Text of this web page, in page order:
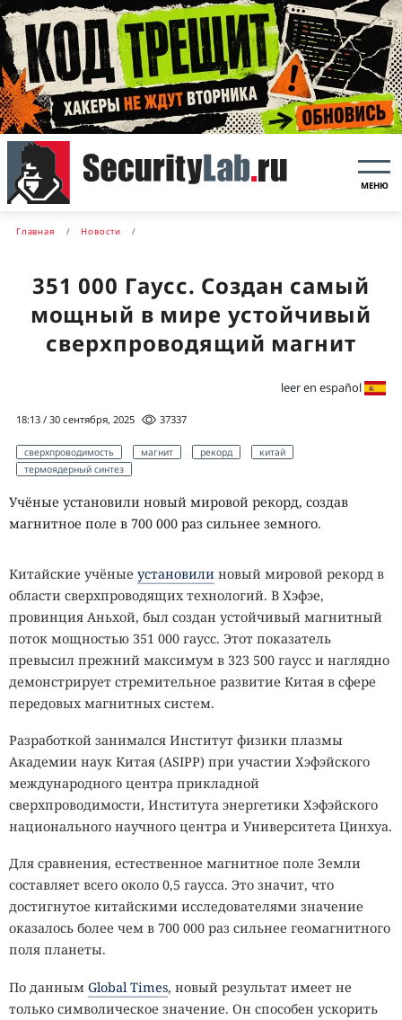
МЕНЮ
Главная Новости
351 000 Гаусс. Создан самый
мощный в мире устойчивый
сверхпроводящий магнит
leer en español
18:13 / 30 сентября, 2025 37337
сверхпроводимость магнит рекорд
китай
термоядерный синтез
Учёные установили новый мировой рекорд, создав
магнитное поле в 700 000 раз сильнее земного.
Китайские учёные установили новый мировой рекорд в
области сверхпроводящих технологий. В Хэфэе,
провинция Аньхой, был создан устойчивый магнитный
поток мощностью 351 000 гаусс. Этот показатель
превысил прежний максимум в 323 500 гаусс и наглядно
демонстрирует стремительное развитие Китая в сфере
передовых магнитных систем.
Разработкой занимался Институт физики плазмы
Академии наук Китая (ASIPP) при участии Хэфэйского
международного центра прикладной
сверхпроводимости, Института энергетики Хэфэйского
национального научного центра и Университета Цинхуа.
Для сравнения, естественное магнитное поле Земли
составляет всего около 0,5 гаусса. Это значит, что
достигнутое китайскими исследователями значение
оказалось более чем в 700 000 раз сильнее геомагнитного
поля планеты.
По данным Global Times, новый результат имеет не
только символическое значение. Он способен ускорить